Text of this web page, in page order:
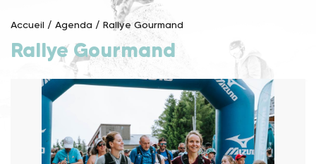
Accueil / Agenda / Rallye Gourmand
Rallye Gourmand